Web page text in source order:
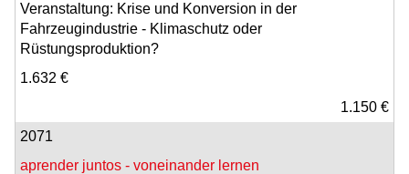
Veranstaltung: Krise und Konversion in der
Fahrzeugindustrie - Klimaschutz oder
Rüstungsproduktion?
1.632 €
1.150 €
2071
aprender juntos - voneinander lernen